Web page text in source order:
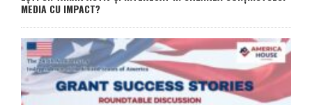
MEDIA CU IMPACT?